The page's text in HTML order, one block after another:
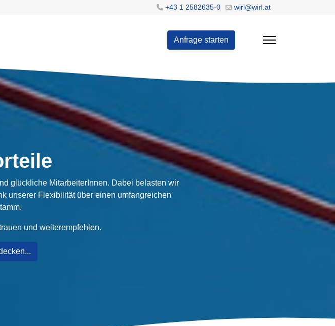
+43 1 2582635-0 wirl@wirl.at
Anfrage starten
glückliche MitarbeiterInnen. Dabei belasten wir
unserer Flexibilität über einen umfangreichen
und weiterempfehlen.